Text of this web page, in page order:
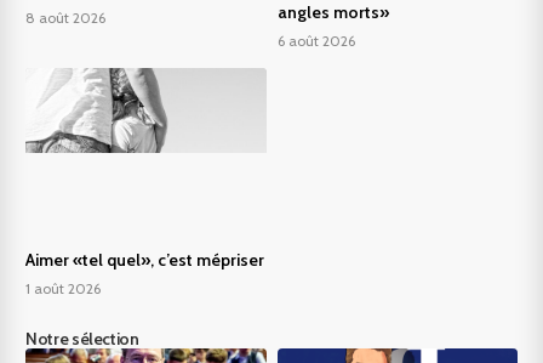
8 août 2026
angles morts»
6 août 2026
Aimer «tel quel», c’est mépriser
1 août 2026
Notre sélection